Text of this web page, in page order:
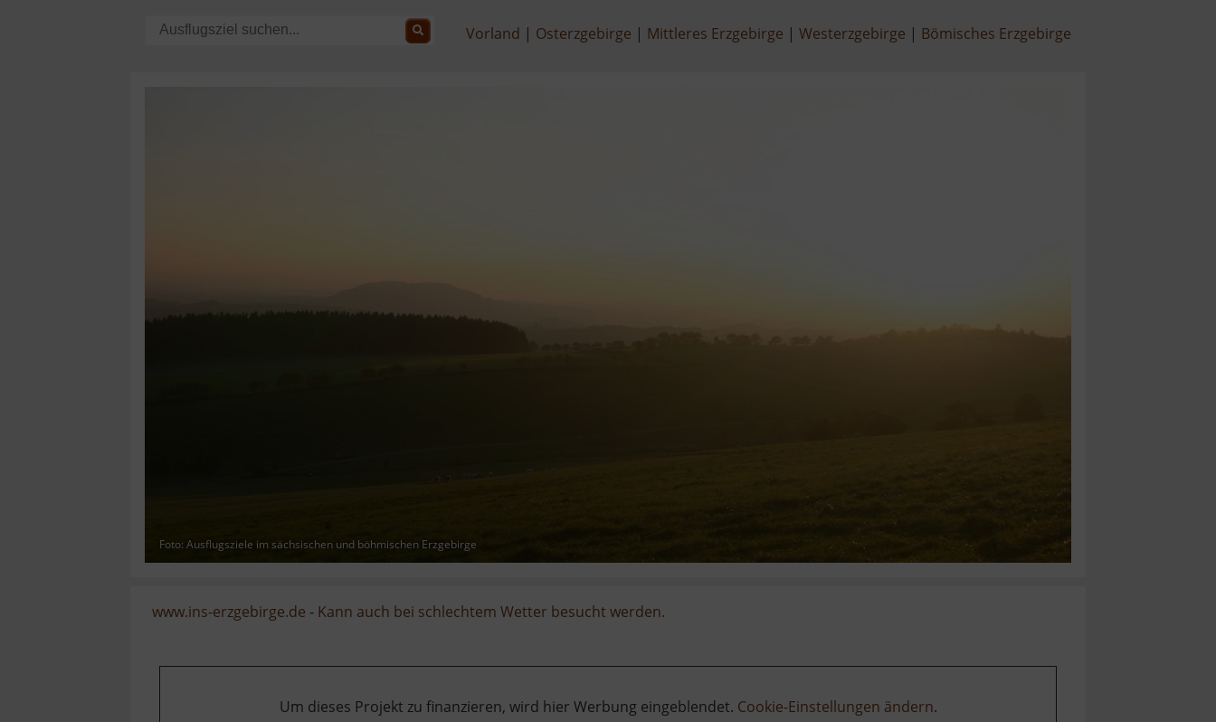
Vorland Osterzgebirge Mittleres Erzgebirge Westerzgebirge Bömisches Erzgebirge
Foto: Ausflugsziele im sächsischen und böhmischen Erzgebirge
www.ins-erzgebirge.de - Kann auch bei schlechtem Wetter besucht werden.
Um dieses Projekt zu finanzieren, wird hier Werbung eingeblendet. Cookie-Einstellungen ändern.